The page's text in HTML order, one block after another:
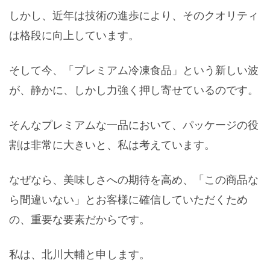
しかし、近年は技術の進歩により、そのクオリティ
は格段に向上しています。
そして今、「プレミアム冷凍食品」という新しい波
が、静かに、しかし力強く押し寄せているのです。
そんなプレミアムな一品において、パッケージの役
割は非常に大きいと、私は考えています。
なぜなら、美味しさへの期待を高め、「この商品な
ら間違いない」とお客様に確信していただくため
の、重要な要素だからです。
私は、北川大輔と申します。